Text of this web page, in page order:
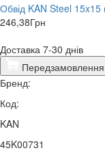
Обвід KAN Steel
246,38Грн
Доставка 7-30 днів
Передзамовлення
Бренд:
Код:
KAN
45K00731